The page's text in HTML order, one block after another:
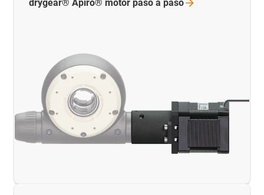
drygear® Apiro® motor paso a paso